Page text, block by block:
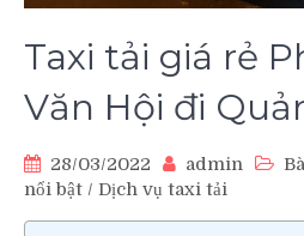
Taxi tải giá rẻ
Văn Hội đi
28/03/2022 admin
nổi bật / Dịch vụ taxi tải